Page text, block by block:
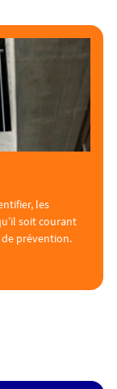
les
soit courant
prévention.